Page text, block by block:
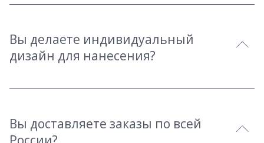
Вы делаете индивидуальный
дизайн для нанесения?
Вы доставляете заказы по всей